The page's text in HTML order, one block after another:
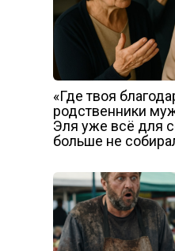
«Где твоя
родственники
Эля уже всё для
больше не